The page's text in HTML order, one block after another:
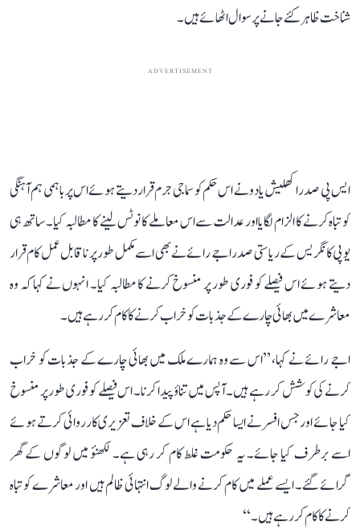
شناخت ظاہر کئے جانے پر سوال اٹھائے ہیں۔
ADVERTISEMENT
ایس پی صدر اکھلیش یادو نے اس حکم کو سماجی جرم قرار دیتے ہوئے اس پر باہمی ہم آہنگی
کو تباہ کرنے کا الزام لگایا اور عدالت سے اس معاملے کا نوٹس لینے کا مطالبہ کیا۔ ساتھ ہی
یوپی کانگریس کے ریاستی صدر اجے رائے نے بھی اسے مکمل طور پر ناقابل عمل کام قرار
دیتے ہوئے اس فیصلے کو فوری طور پر منسوخ کرنے کا مطالبہ کیا۔ انہوں نے کہا کہ وہ
معاشرے میں بھائی چارے کے جذبات کو خراب کرنے کا کام کر رہے ہیں۔
اجے رائے نے کہا، ’’اس سے وہ ہمارے ملک میں بھائی چارے کے جذبات کو خراب
کرنے کی کوشش کر رہے ہیں۔ آپس میں تناؤ پیدا کرنا۔ اس فیصلے کو فوری طور پر منسوخ
کیا جائے اور جس افسر نے ایسا حکم دیا ہے اس کے خلاف تعزیری کارروائی کرتے ہوئے
اسے برطرف کیا جائے۔ یہ حکومت غلط کام کر رہی ہے۔ لکھنؤ میں لوگوں کے گھر
گرائے گئے۔ ایسے عملے میں کام کرنے والے لوگ انتہائی ظالم ہیں اور معاشرے کو تباہ
کرنے کا کام کر رہے ہیں۔‘‘